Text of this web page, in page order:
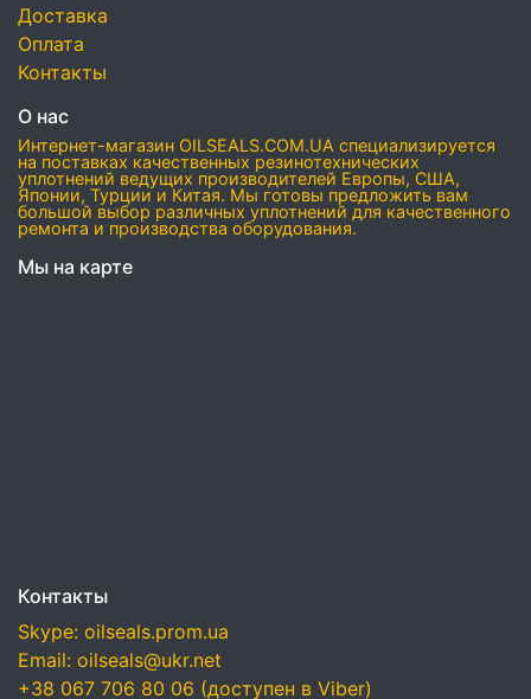
Доставка
Оплата
Контакты
О нас
Интернет-магазин OILSEALS.COM.UA специализируется
на поставках качественных резинотехнических
уплотнений ведущих производителей Европы, США,
Японии, Турции и Китая. Мы готовы предложить вам
большой выбор различных уплотнений для качественного
ремонта и производства оборудования.
Мы на карте
Контакты
Skype: oilseals.prom.ua
Email: oilseals@ukr.net
+38 067 706 80 06 (доступен в Viber)